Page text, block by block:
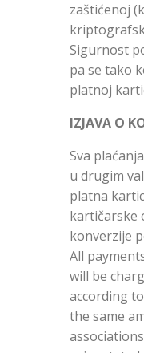
zaštićenoj
Sigurnost
pa se tako
platnoj
IZJAVA O
Sva
u drugim
platna
kartičarske
konverzije
All
will be
according
the same